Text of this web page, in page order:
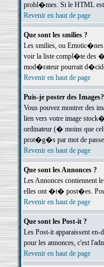
probl�mes. Si le HTML est
Revenir en haut de page
Que sont les smilies ?
Les smilies, ou Emotic�nes
voir la liste compl�te des
mod�rateur pourrait
Revenir en haut de page
Puis-je poster des Images?
Vous pouvez montrer des
lien vers votre image
ordinateur (� moins que
prot�g�s par mot de
Revenir en haut de page
Que sont les Annonces ?
Les Annonces contiennent
elles ont �t� post�es.
Revenir en haut de page
Que sont les Post-it ?
Les Post-it apparaissent
pour les annonces, c'est
Revenir en haut de page